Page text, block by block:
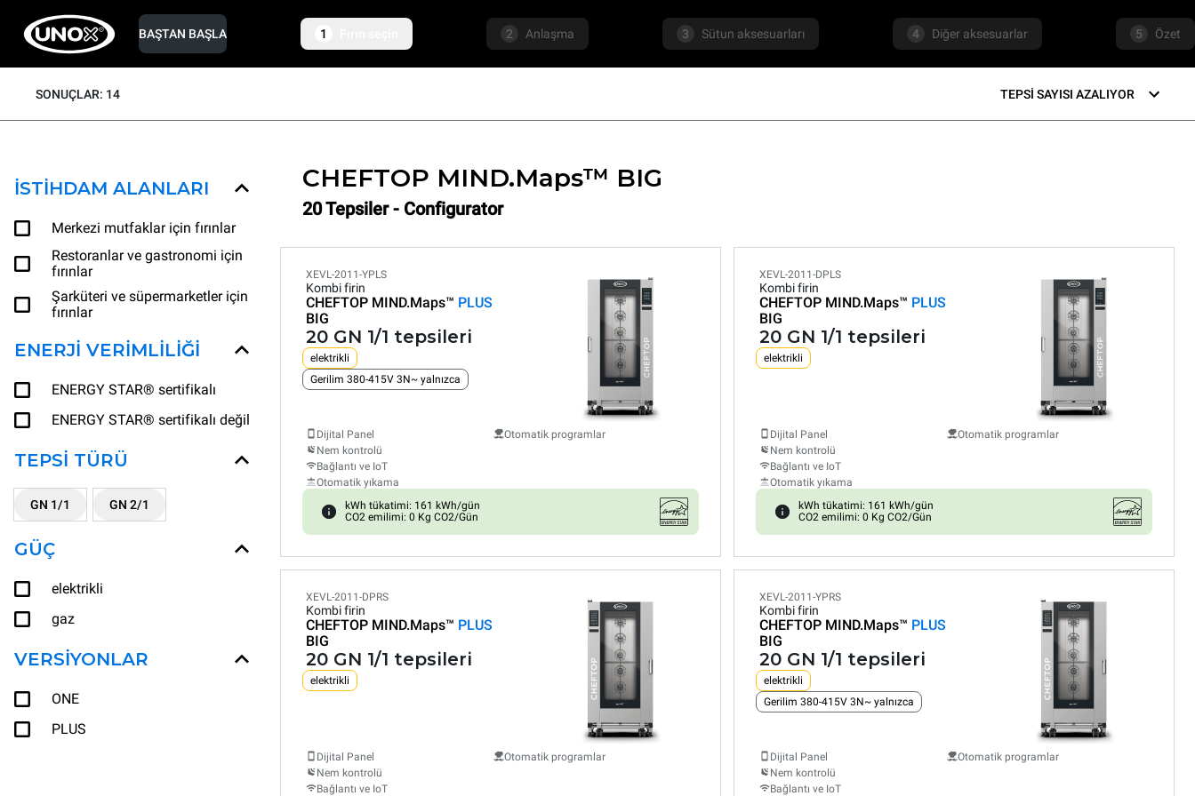
BAŞTAN BAŞLA 1 2 Anlaşma 3 Sütun aksesuarları 4 Diğer aksesuarlar 5 Özet
SONUÇLAR: 14 TEPSI SAYISI AZALIYOR
İSTİHDAM ALANLARI
Merkezi mutfaklar için fırınlar
Restoranlar ve gastronomi için
fırınlar
Şarküteri ve süpermarketler için
fırınlar
ENERJI VERIMLILIĞI
ENERGY STAR® sertifikalı
ENERGY STAR® sertifikalı değil
TEPSI TÜRÜ
GN 1/1 GN 2/1
GÜÇ
elektrikli
gaz
VERSIYONLAR
ONE
PLUS
CHEFTOP MIND.Maps™ BIG
20 Tepsiler - Configurator
XEVL-2011-YPLS
Kombi firin
CHEFTOP MIND.Maps™ PLUS
BIG
20 GN 1/1 tepsileri
elektrikli
Gerilim 380-415V 3N~ yalnızca
Dijital Panel
Nem kontrolü
Bağlantı ve IoT
Otomatik yıkama
Otomatik programlar
kWh tükatimi: 161 kWh/gün
CO2 emilimi: 0 Kg CO2/Gün
XEVL-2011-DPLS
Kombi firin
CHEFTOP MIND.Maps™ PLUS
BIG
20 GN 1/1 tepsileri
elektrikli
Dijital Panel
Nem kontrolü
Bağlantı ve IoT
Otomatik yıkama
Otomatik programlar
kWh tükatimi: 161 kWh/gün
CO2 emilimi: 0 Kg CO2/Gün
XEVL-2011-DPRS
Kombi firin
CHEFTOP MIND.Maps™ PLUS
BIG
20 GN 1/1 tepsileri
elektrikli
Dijital Panel
Nem kontrolü
Bağlantı ve IoT
Otomatik programlar
XEVL-2011-YPRS
Kombi firin
CHEFTOP MIND.Maps™ PLUS
BIG
20 GN 1/1 tepsileri
elektrikli
Gerilim 380-415V 3N~ yalnızca
Dijital Panel
Nem kontrolü
Bağlantı ve IoT
Otomatik programlar